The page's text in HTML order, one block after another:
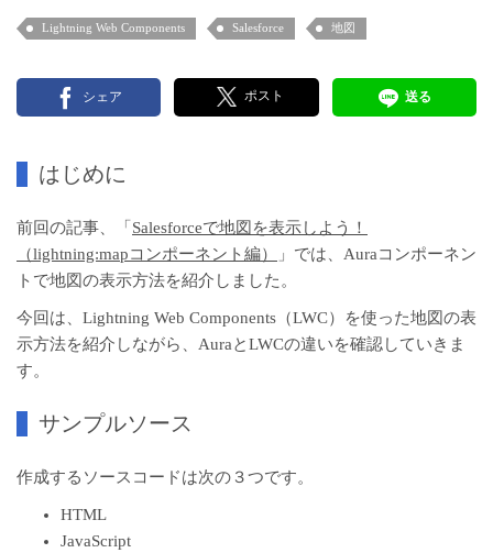
Lightning Web Components Salesforce 地図
シェア ポスト 送る
はじめに
前回の記事、「 Salesforceで地図を表示しよう！
（lightning:mapコンポーネント編）
」では、Auraコンポーネン
トで地図の表示方法を紹介しました。
今回は、Lightning Web Components（LWC）を使った地図の表
示方法を紹介しながら、AuraとLWCの違いを確認していきま
す。
サンプルソース
作成するソースコードは次の３つです。
HTML
JavaScript